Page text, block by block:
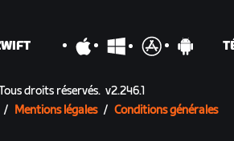
droits réservés. v2.246.1
/ Mentions légales / Conditions générales